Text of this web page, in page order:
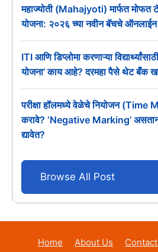
महाज्योती (Mahajyoti) मार्फत
योजना: २०२६ च्या नवीन बॅचचे
ITI आणि डिप्लोमा करणाऱ्या
योजना’ काय आहे? दरमहा पैसे थेट बँक
परीक्षा हॉलमध्ये वेळेचे नियोजन
करावे? ‘Negative Marking’
द्यावेत?
Browse All Post
Home About Us